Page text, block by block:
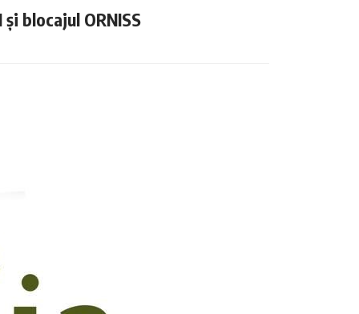
blocajul ORNISS